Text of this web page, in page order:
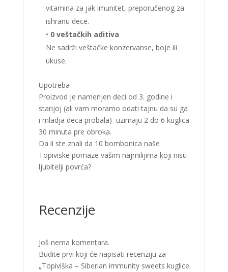
vitamina za jak imunitet, preporučenog za
ishranu dece.
• 0 veštačkih aditiva
Ne sadrži veštačke konzervanse, boje ili
ukuse.
Upotreba
Proizvod je namenjen deci od 3. godine i
starijoj (ali vam moramo odati tajnu da su ga
i mladja deca probala) uzimaju 2 do 6 kuglica
30 minuta pre obroka.
Da li ste znali da 10 bombonica naše
Topiviske pomaze vašim najmilijima koji nisu
ljubitelji povrća?
Recenzije
Još nema komentara.
Budite prvi koji će napisati recenziju za
„Topiviška – Siberian immunity sweets kuglice